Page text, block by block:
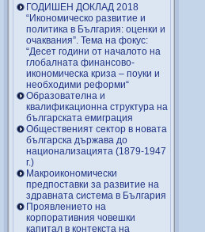
ГОДИШЕН ДОКЛАД 2018
“Икономическо развитие и
политика в България: оценки и
очаквания”. Тема на фокус:
“Десет години от началото на
глобалната финансово-
икономическа криза – поуки и
необходими реформи“
Образователна и
квалификационна структура на
българската емиграция
Общественият сектор в новата
българска държава до
национализацията (1879-1947
г.)
Макроикономически
предпоставки за развитие на
здравната система в България
Проявлението на
корпоративния човешки
капитал в контекста на